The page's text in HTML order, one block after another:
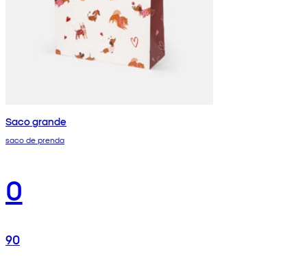
Saco grande
saco de prenda
0
90